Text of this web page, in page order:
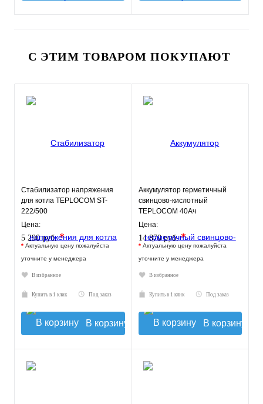
С ЭТИМ ТОВАРОМ ПОКУПАЮТ
Стабилизатор напряжения
для котла TEPLOCOM ST-
222/500
Цена:
5 290 руб.*
* Актуальную цену пожалуйста
уточните у менеджера
В избранное
Купить в 1 клик Под заказ
В корзину
Аккумулятор герметичный
свинцово-кислотный
TEPLOCOM 40Ач
Цена:
14 870 руб.*
* Актуальную цену пожалуйста
уточните у менеджера
В избранное
Купить в 1 клик Под заказ
В корзину